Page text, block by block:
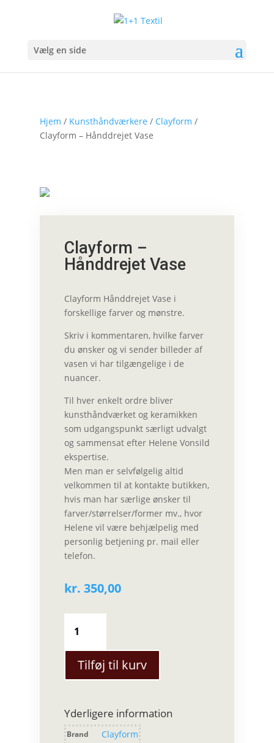
Vælg en side
Hjem / Kunsthåndværkere / Clayform /
Clayform – Hånddrejet Vase
Clayform –
Hånddrejet Vase
Clayform Hånddrejet Vase i
forskellige farver og mønstre.
Skriv i kommentaren, hvilke farver
du ønsker og vi sender billeder af
vasen vi har tilgængelige i de
nuancer.
Til hver enkelt ordre bliver
kunsthåndværket og keramikken
som udgangspunkt særligt udvalgt
og sammensat efter Helene Vonsild
ekspertise.
Men man er selvfølgelig altid
velkommen til at kontakte butikken,
hvis man har særlige ønsker til
farver/størrelser/former mv., hvor
Helene vil være behjælpelig med
personlig betjening pr. mail eller
telefon.
kr. 350,00
Hånddrejet
Vase
antal
Tilføj til kurv
Yderligere information
Brand Clayform